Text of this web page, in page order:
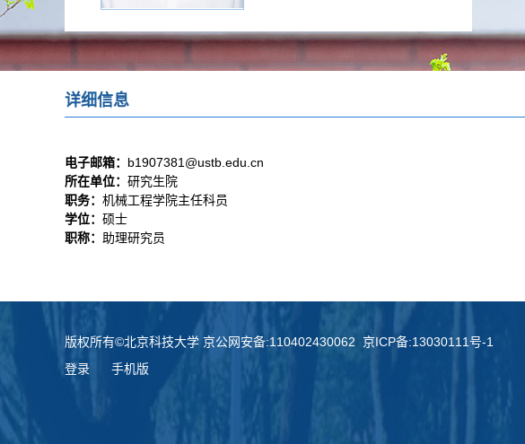
详细信息
电子邮箱： b1907381@ustb.edu.cn
所在单位： 研究生院
职务： 机械工程学院主任科员
学位： 硕士
职称：
助理研究员
版权所有©北京科技大学 京公网安备:110402430062 京ICP备:13030111号-1
登录
手机版